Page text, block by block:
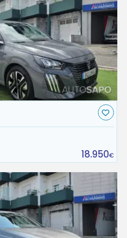
18.950€